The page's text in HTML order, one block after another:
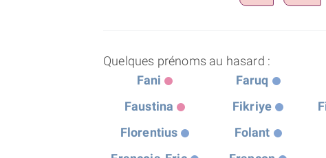
Quelques prénoms au hasard :
Fani
Faruq
Faustina
Fikriye
Florentius
Folant